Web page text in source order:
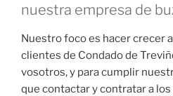
nuestra empresa de
Nuestro foco es hacer crecer
clientes de Condado de
vosotros, y para cumplir
que contactar y contratar a